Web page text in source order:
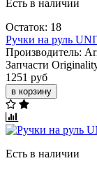
Есть в наличии
Остаток: 18
Ручки на руль
Производитель:
Запчасти
1251 руб
в корзину
Есть в наличии